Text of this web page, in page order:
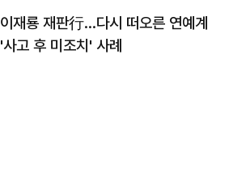
이재룡 재판行…다시 떠오른 연예계
'사고 후 미조치' 사례